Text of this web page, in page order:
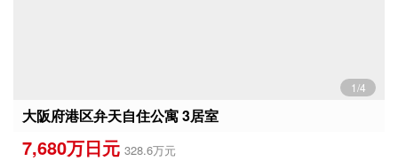
1/4
大阪府港区弁天自住公寓 3居室
7,680万日元 328.6万元